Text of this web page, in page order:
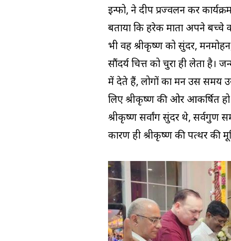
इन्फो, ने दीप प्रज्वलन कर
बताया कि हरेक माता अपने बच्चे
भी वह श्रीकृष्ण को सुंदर,
सौंदर्य चित्त को चुरा ही लेता है।
में देते हैं, लोगों का मन उस समय
लिए श्रीकृष्ण की ओर आकर्षित
श्रीकृष्ण सर्वांग सुंदर थे, सर्वगुण
कारण ही श्रीकृष्ण की पत्थर की